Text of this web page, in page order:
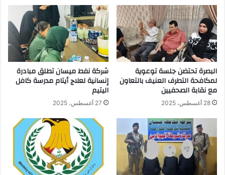
في
حقلِ
الرميلةِ
النفطي.
البصرة تحتضن جلسة توعوية
لمكافحة التطرف العنيف بالتعاون
مع نقابة الصحفيين
28 أغسطس، 2025
شركة نفط ميسان تطلق مبادرة
إنسانية لعلاج أيتام مدرسة كافل
اليتيم
27 أغسطس، 2025